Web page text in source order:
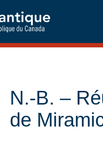
N.-B. –
de